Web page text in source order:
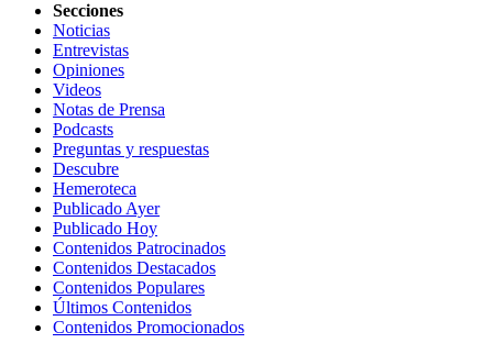
Secciones
Noticias
Entrevistas
Opiniones
Videos
Notas de Prensa
Podcasts
Preguntas y respuestas
Descubre
Hemeroteca
Publicado Ayer
Publicado Hoy
Contenidos Patrocinados
Contenidos Destacados
Contenidos Populares
Últimos Contenidos
Contenidos Promocionados